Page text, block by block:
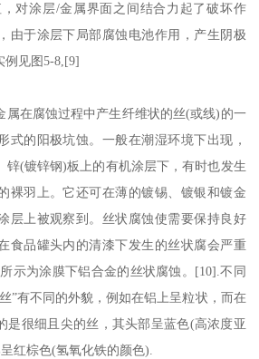
对涂层/金属界面之间结合力起了破坏作
由于涂层下局部腐蚀电池作用，产生阴极
例见图5-8,[9]
属在腐蚀过程中产生纤维状的丝(或线)的一
式的阳极坑蚀。一般在潮湿环境下出现，
锌(镀锌钢)板上的有机涂层下，有时也发生
裸羽上。它还可在薄的镀锡、镀银和镀金
层上被观察到。丝状腐蚀使需要保持良好
食品罐头内的清漆下发生的丝状腐会严重
示为涂膜下铝合金的丝状腐蚀。[10].不同
”有不同的外貌，例如在铝上呈粒状，而在
是很细且尖的丝，其头部呈蓝色(高浓度亚
红棕色(氢氧化铁的颜色).